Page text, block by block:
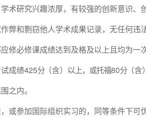
术研究兴趣浓厚，有较强的创新意识、
弊和剽窃他人学术成果记录，无任何违
修必修课成绩达到及格及以上且均为一
成绩425分（含） 以上，或托福80分（含
之内。
或参加国际组织实习的，同等条件下可